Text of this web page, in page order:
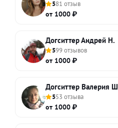
581 отзыв
от 1000 ₽
Догситтер Андрей Н.
599 отзывов
от 1000 ₽
Догситтер Валерия
553 отзыва
от 1000 ₽